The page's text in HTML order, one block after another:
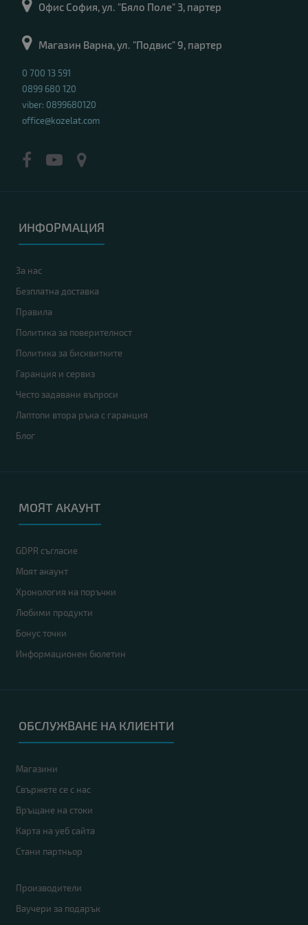
Офис София, ул. "Бяло Поле" 3, партер
Магазин Варна, ул. "Подвис" 9, партер
0 700 13 591
0899 680 120
viber: 0899680120
office@kozelat.com
ИНФОРМАЦИЯ
За нас
Безплатна доставка
Правила
Политика за поверителност
Политика за бисквитките
Гаранция и сервиз
Често задавани въпроси
Лаптопи втора ръка с гаранция
Блог
МОЯТ АКАУНТ
GDPR съгласие
Моят акаунт
Хронология на поръчки
Любими продукти
Бонус точки
Информационен бюлетин
ОБСЛУЖВАНЕ НА КЛИЕНТИ
Магазини
Свържете се с нас
Връщане на стоки
Карта на уеб сайта
Стани партньор
Производители
Ваучери за подарък